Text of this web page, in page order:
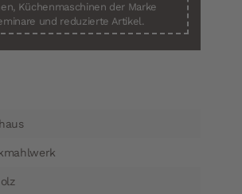
Küchenmaschinen der Marke
und reduzierte Artikel.